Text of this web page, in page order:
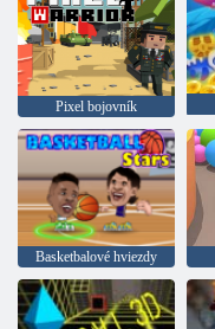
Pixel bojovník
Basketbalové hviezdy